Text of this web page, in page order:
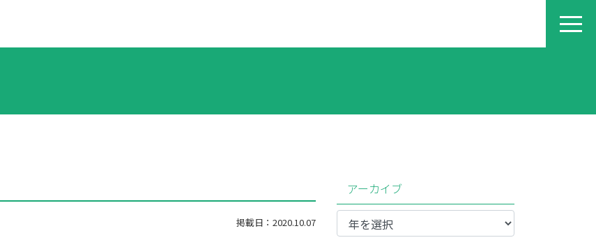
掲載日：2020.10.07
アーカイブ